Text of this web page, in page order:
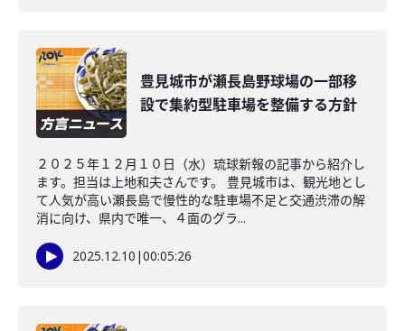
豊見城市が瀬長島野球場の一部移
設で集約型駐車場を整備する方針
２０２５年１２月１０日（水）琉球新報の記事から紹介し
ます。担当は上地和夫さんです。 豊見城市は、観光地とし
て人気が高い瀬長島で慢性的な駐車場不足と交通渋滞の解
消に向け、県内で唯一、４面のグラ...
2025.12.10 |00:05:26